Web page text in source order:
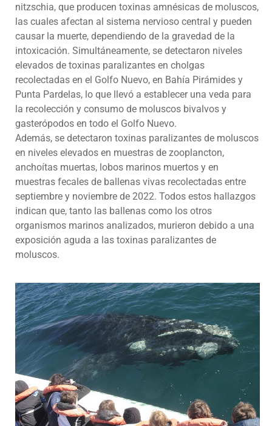
nitzschia, que producen toxinas amnésicas de moluscos,
las cuales afectan al sistema nervioso central y pueden
causar la muerte, dependiendo de la gravedad de la
intoxicación. Simultáneamente, se detectaron niveles
elevados de toxinas paralizantes en cholgas
recolectadas en el Golfo Nuevo, en Bahía Pirámides y
Punta Pardelas, lo que llevó a establecer una veda para
la recolección y consumo de moluscos bivalvos y
gasterópodos en todo el Golfo Nuevo.
Además, se detectaron toxinas paralizantes de moluscos
en niveles elevados en muestras de zooplancton,
anchoítas muertas, lobos marinos muertos y en
muestras fecales de ballenas vivas recolectadas entre
septiembre y noviembre de 2022. Todos estos hallazgos
indican que, tanto las ballenas como los otros
organismos marinos analizados, murieron debido a una
exposición aguda a las toxinas paralizantes de
moluscos.